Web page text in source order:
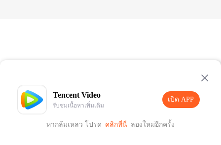
Tencent Video
รับชมเนื้อหาเพิ่มเติม
เปิด APP
หากล้มเหลว โปรด คลิกที่นี่ ลองใหม่อีกครั้ง
เปิด APP